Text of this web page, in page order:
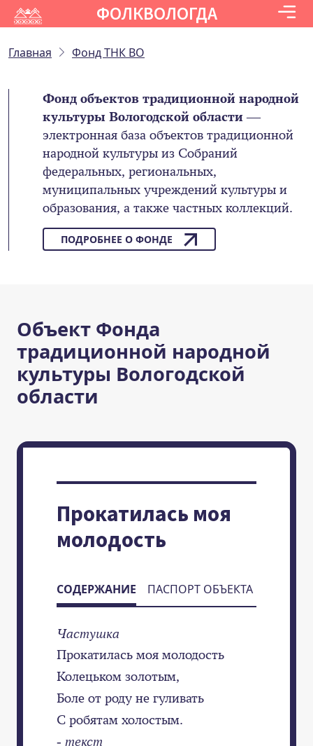
ФОЛКВОЛОГДА
Главная Фонд ТНК ВО
Фонд объектов традиционной народной
культуры Вологодской области—
электронная база объектов традиционной
народной культуры из Собраний
федеральных, региональных,
муниципальных учреждений культуры и
образования, а также частных коллекций.
ПОДРОБНЕЕ О ФОНДЕ
Объект Фонда
традиционной народной
культуры Вологодской
области
Прокатилась моя
молодость
СОДЕРЖАНИЕ ПАСПОРТ ОБЪЕКТА
Частушка
Прокатилась моя молодость
Колецьком золотым,
Боле от роду не гуливать
С робятам холостым.
- текст